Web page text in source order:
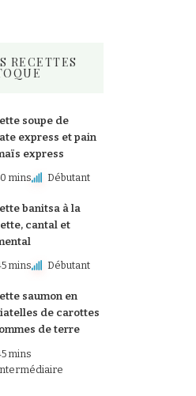
RECETTES
soupe de
express et pain
express
mins Débutant
banitsa à la
cantal et
mins Débutant
saumon en
de carottes
de terre
mins